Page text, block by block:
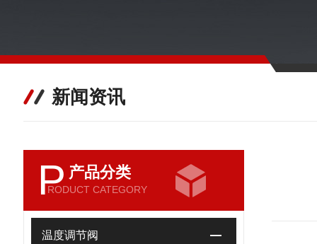
新闻资讯
P 产品分类
RODUCT CATEGORY
温度调节阀